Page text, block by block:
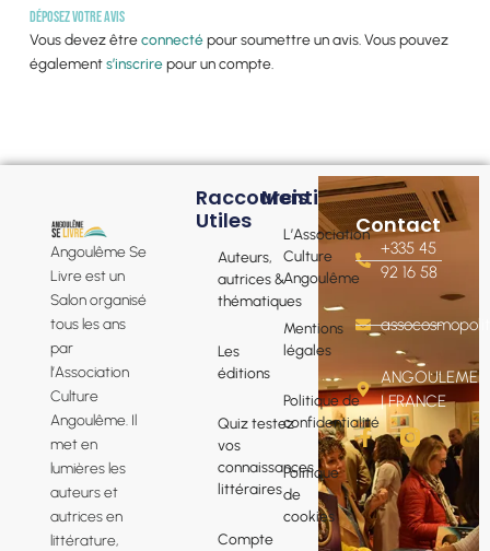
Déposez votre avis
Vous devez êtreconnectépour soumettre un avis. Vous pouvez
égalements’inscrirepour un compte.
Angoulême Se
Livre est un
Salon organisé
tous les ans
par
l’Association
Culture
Angoulême. Il
met en
lumières les
auteurs et
autrices en
littérature,
Raccourcis
Utiles
Auteurs,
autrices &
thématiques
Les
éditions
Quiz testez
vos
connaissances
littéraires
Compte
Mentions
L’Association
Culture
Angoulême
Mentions
légales
Politique de
confidentialité
Politique
de
cookies
Contact
+335 45
92 16 58
ANGOULEME
| FRANCE
F
a
c
e
b
o